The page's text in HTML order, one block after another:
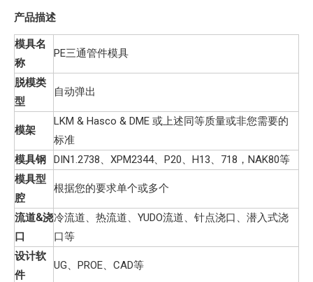
产品描述
模具名
称
PE三通管件模具
脱模类
型
自动弹出
模架
LKM & Hasco & DME 或上述同等质量或非您需要的
标准
模具钢
DIN1.2738、XPM2344、P20、H13、718，NAK80等
模具型
腔
根据您的要求单个或多个
流道&浇
口
冷流道、热流道、YUDO流道、针点浇口、潜入式浇
口等
设计软
件
UG、PROE、CAD等